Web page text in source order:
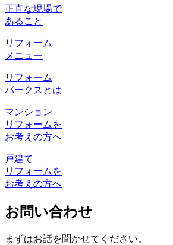
正直な現場で
あること
リフォーム
メニュー
リフォーム
パークスとは
マンション
リフォームを
お考えの方へ
戸建て
リフォームを
お考えの方へ
お問い合わせ
まずはお話を聞かせてください。